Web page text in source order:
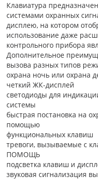
Клавиатура
системами охранных
дисплею, на котором
использование даже
контрольного прибора
Дополнительное
вызова разных типов
охрана ночь или охрана
четкий ЖК-дисплей
светодиоды для
системы
быстрая постановка на
помощью
функциональных клавиш
тревоги, вызываемые с
ПОМОЩЬ
подсветка клавиш и
звуковая сигнализация